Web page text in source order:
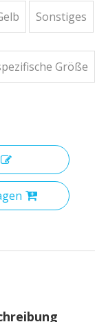
Sonstiges
Größe